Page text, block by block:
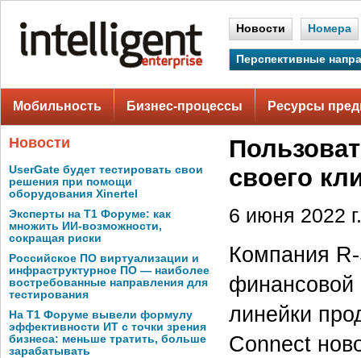
Новости Номера
Перспективные
Мобильность Бизнес-процессы Ресурсы
Новости
UserGate будет тестировать свои
решения при помощи
оборудования Xinertel
Эксперты на Т1 Форуме: как
множить ИИ-возможности,
сокращая риски
Российское ПО виртуализации и
инфраструктурное ПО — наиболее
востребованные направления для
тестирования
На Т1 Форуме вывели формулу
эффективности ИТ с точки зрения
бизнеса: меньше тратить, больше
зарабатывать
своего
6 июня 2022 г.
Компания
финансовой
линейки
Connect